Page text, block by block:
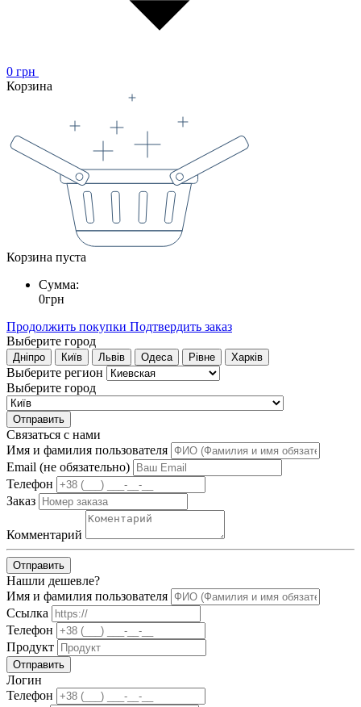
0 грн
Корзина
Корзина пуста
Сумма:
0грн
Продолжить покупки Подтвердить заказ
Выберите город
Дніпро Київ Львів Одеса Рівне Харків
Выберите регион
Выберите город
Отправить
Связаться с нами
Имя и фамилия пользователя
Email (не обязательно)
Телефон
Заказ
Комментарий
Отправить
Нашли дешевле?
Имя и фамилия пользователя
Ссылка
Телефон
Продукт
Отправить
Логин
Телефон